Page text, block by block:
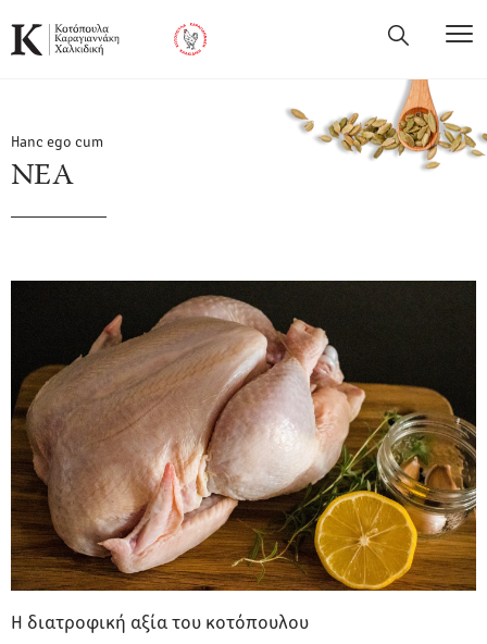
Hanc ego cum
ΝΕΑ
H διατροφική αξία του κοτόπουλου